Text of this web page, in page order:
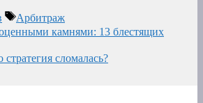
Метки
Арбитраж
камнями: 13 блестящих
сломалась?